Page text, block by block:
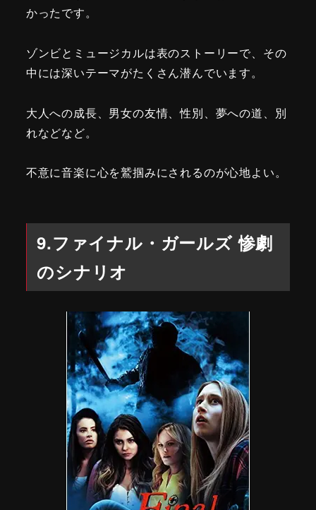
かったです。
ゾンビとミュージカルは表のストーリーで、その
中には深いテーマがたくさん潜んでいます。
大人への成長、男女の友情、性別、夢への道、別
れなどなど。
不意に音楽に心を鷲掴みにされるのが心地よい。
9.ファイナル・ガールズ 惨劇
のシナリオ